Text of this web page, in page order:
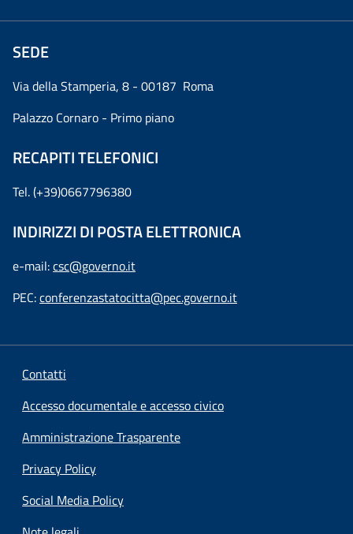
SEDE
Via della Stamperia, 8 - 00187 Roma
Palazzo Cornaro - Primo piano
RECAPITI TELEFONICI
Tel. (+39)0667796380
INDIRIZZI DI POSTA ELETTRONICA
e-mail:csc@governo.it
PEC:conferenzastatocitta@pec.governo.it
Contatti
Accesso documentale e accesso civico
Amministrazione Trasparente
Privacy Policy
Social Media Policy